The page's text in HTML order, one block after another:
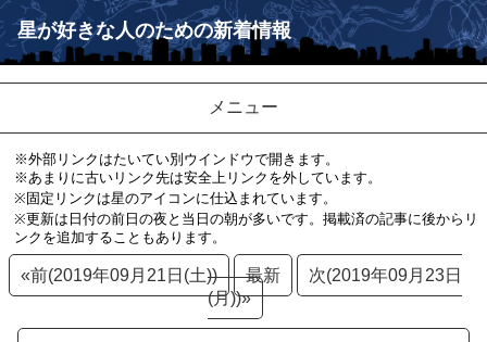
星が好きな人のための新着情報
メニュー
※外部リンクはたいてい別ウインドウで開きます。
※あまりに古いリンク先は安全上リンクを外しています。
※固定リンクは星のアイコンに仕込まれています。
※更新は日付の前日の夜と当日の朝が多いです。掲載済の記事に後からリ
ンクを追加することもあります。
«前(2019年09月21日(土)) 最新
次(2019年09月23日
(月))»